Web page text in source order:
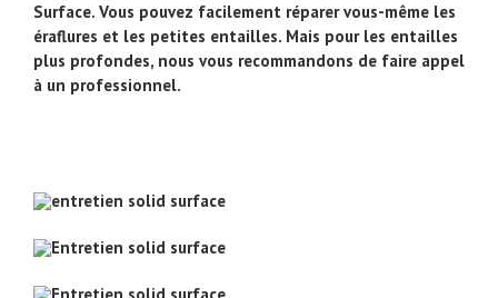
Surface. Vous pouvez facilement réparer vous-même les
éraflures et les petites entailles. Mais pour les entailles
plus profondes, nous vous recommandons de faire appel
à un professionnel.